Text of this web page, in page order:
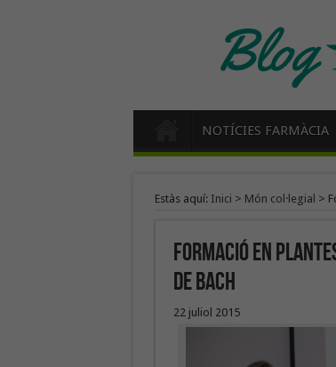
NOTÍCIES FARMÀCIA
Estàs aquí: Inici > Món col·legial >
Formació en
de Bach
22 juliol 2015